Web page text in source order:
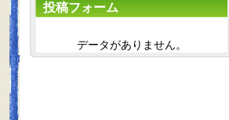
投稿フォーム
データがありません。